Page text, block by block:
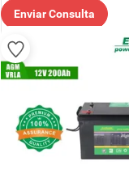
Enviar Consulta